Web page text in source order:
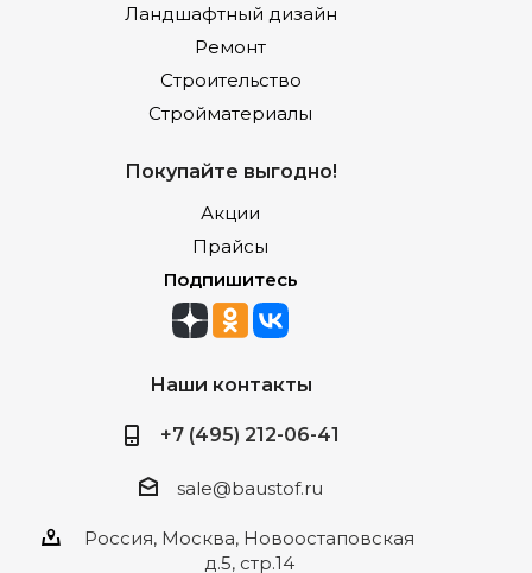
Ландшафтный дизайн
Ремонт
Строительство
Стройматериалы
Покупайте выгодно!
Акции
Прайсы
Подпишитесь
Наши контакты
+7 (495) 212-06-41
sale@baustof.ru
Россия, Москва, Новоостаповская
д.5, стр.14